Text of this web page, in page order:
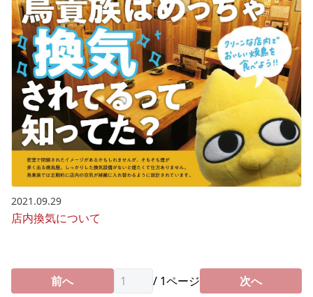
2021.09.29
店内換気について
前へ / 1ページ 次へ